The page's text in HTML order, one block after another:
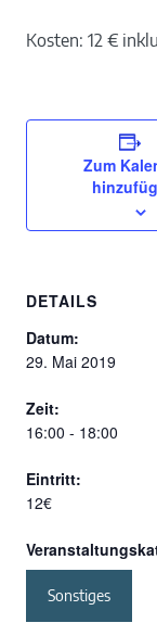
Kosten: 12 €
Zum
DETAILS
Datum:
29. Mai 2019
Zeit:
16:00 - 18:00
Eintritt:
12€
Sonstiges